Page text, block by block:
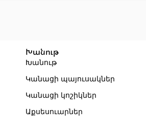
Խանութ
Խանութ
Կանացի պայուսակներ
Կանացի կոշիկներ
Աքսեսուարներ